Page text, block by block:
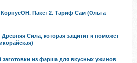
Пакет 2. Тариф Сам (Ольга
Сила, которая защитит и поможет
заготовки из фарша для вкусных ужинов